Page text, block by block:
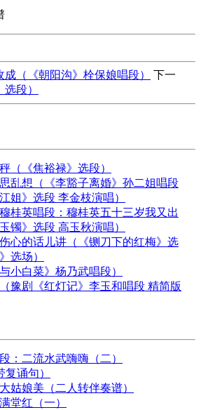
（《朝阳沟》栓保娘唱段）
下一
段）
（《焦裕禄》选段）
乱想（《李豁子离婚》孙二姐唱段
姐》选段 李金枝演唱）
桂英唱段：穆桂英五十三岁我又出
镯》选段 高玉秋演唱）
心的话儿讲（《铡刀下的红梅》选
选场）
小白菜》杨乃武唱段）
豫剧《红灯记》李玉和唱段 精简版
：二流水武嗨嗨（二）
诵句）
姑娘美（二人转伴奏谱）
堂红（一）